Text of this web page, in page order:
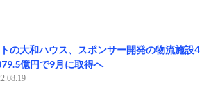
の大和ハウス、スポンサー開発の物流施設4
億円で9月に取得へ